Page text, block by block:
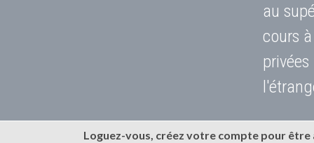
au
cours
Loguez-vous, créez votre compte pour